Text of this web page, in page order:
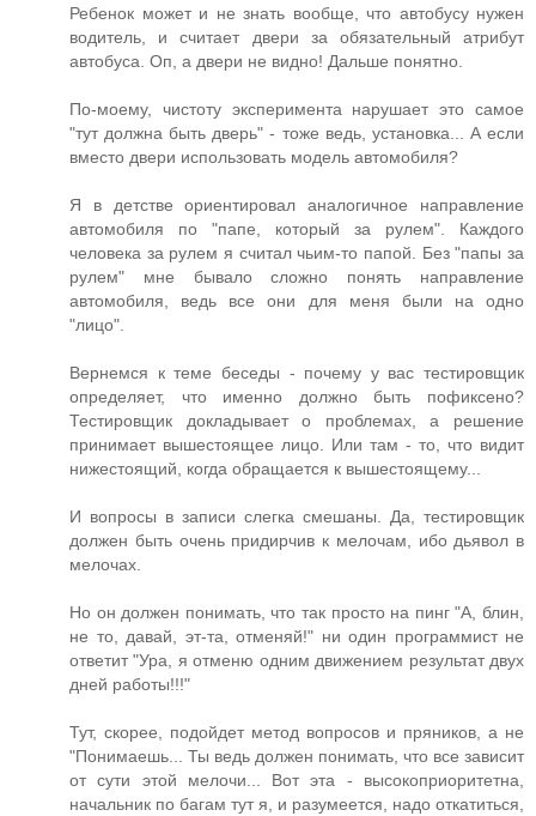
Ребенок может и не знать вообще, что автобусу нужен
водитель, и считает двери за обязательный атрибут
автобуса. Оп, а двери не видно! Дальше понятно.
По-моему, чистоту эксперимента нарушает это самое
"тут должна быть дверь" - тоже ведь, установка... А если
вместо двери использовать модель автомобиля?
Я в детстве ориентировал аналогичное направление
автомобиля по "папе, который за рулем". Каждого
человека за рулем я считал чьим-то папой. Без "папы за
рулем" мне бывало сложно понять направление
автомобиля, ведь все они для меня были на одно
"лицо".
Вернемся к теме беседы - почему у вас тестировщик
определяет, что именно должно быть пофиксено?
Тестировщик докладывает о проблемах, а решение
принимает вышестоящее лицо. Или там - то, что видит
нижестоящий, когда обращается к вышестоящему...
И вопросы в записи слегка смешаны. Да, тестировщик
должен быть очень придирчив к мелочам, ибо дьявол в
мелочах.
Но он должен понимать, что так просто на пинг "А, блин,
не то, давай, эт-та, отменяй!" ни один программист не
ответит "Ура, я отменю одним движением результат двух
дней работы!!!"
Тут, скорее, подойдет метод вопросов и пряников, а не
"Понимаешь... Ты ведь должен понимать, что все зависит
от сути этой мелочи... Вот эта - высокоприоритетна,
начальник по багам тут я, и разумеется, надо откатиться,